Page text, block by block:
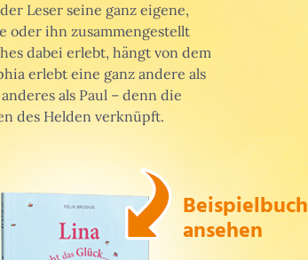
Leser seine ganz eigene,
oder ihn zusammengestellt
dabei erlebt, hängt von dem
erlebt eine ganz andere als
als Paul – denn die
des Helden verknüpft.
Beispielbuch
ansehen